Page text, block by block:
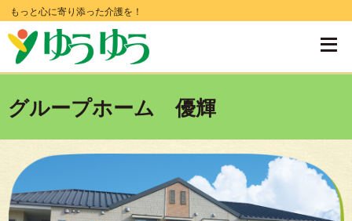
コ
ン
ツ
へ
動
す
もっと心に寄り添った介護を！
グループホーム 優輝